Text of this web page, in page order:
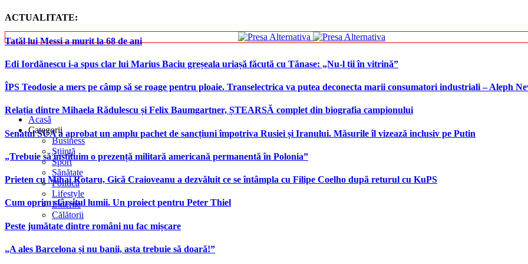
ACTUALITATE:
Tatăl lui Messi a murit la 68 de ani
Edi Iordănescu i-a spus clar lui Marius Baciu greșeala uriașă făcută cu Tănase: „Nu-l ții în vitrină”
ÎPS Teodosie a mers pe câmp să se roage pentru ploaie. Transelectrica va putea deconecta marii consumatori industriali – Aleph
Relația dintre Mihaela Rădulescu și Felix Baumgartner, ȘTEARSĂ complet din biografia campionului
Senatul SUA a aprobat un amplu pachet de sancțiuni împotriva Rusiei și Iranului. Măsurile îl vizează inclusiv pe Putin
„Trebuie să instituim o prezență militară americană permanentă în Polonia”
Prieten cu Mihai Rotaru, Gică Craioveanu a dezvăluit ce se întâmpla cu Filipe Coelho după returul cu KuPS
Cum oprim sfârșitul lumii. Un proiect pentru Peter Thiel
Peste jumătate dintre români nu fac mișcare
„A ales Barcelona și nu banii, asta trebuie să doară!”
Acasă
Categorii
Business
Știință
Sport
Sănătate
Politică
Lifestyle
Externe
Călătorii